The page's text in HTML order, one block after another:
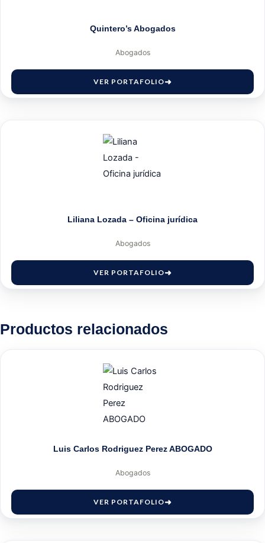
Quintero’s Abogados
Abogados
VER PORTAFOLIO
Liliana Lozada – Oficina jurídica
Abogados
VER PORTAFOLIO
Productos relacionados
Luis Carlos Rodriguez Perez ABOGADO
Abogados
VER PORTAFOLIO